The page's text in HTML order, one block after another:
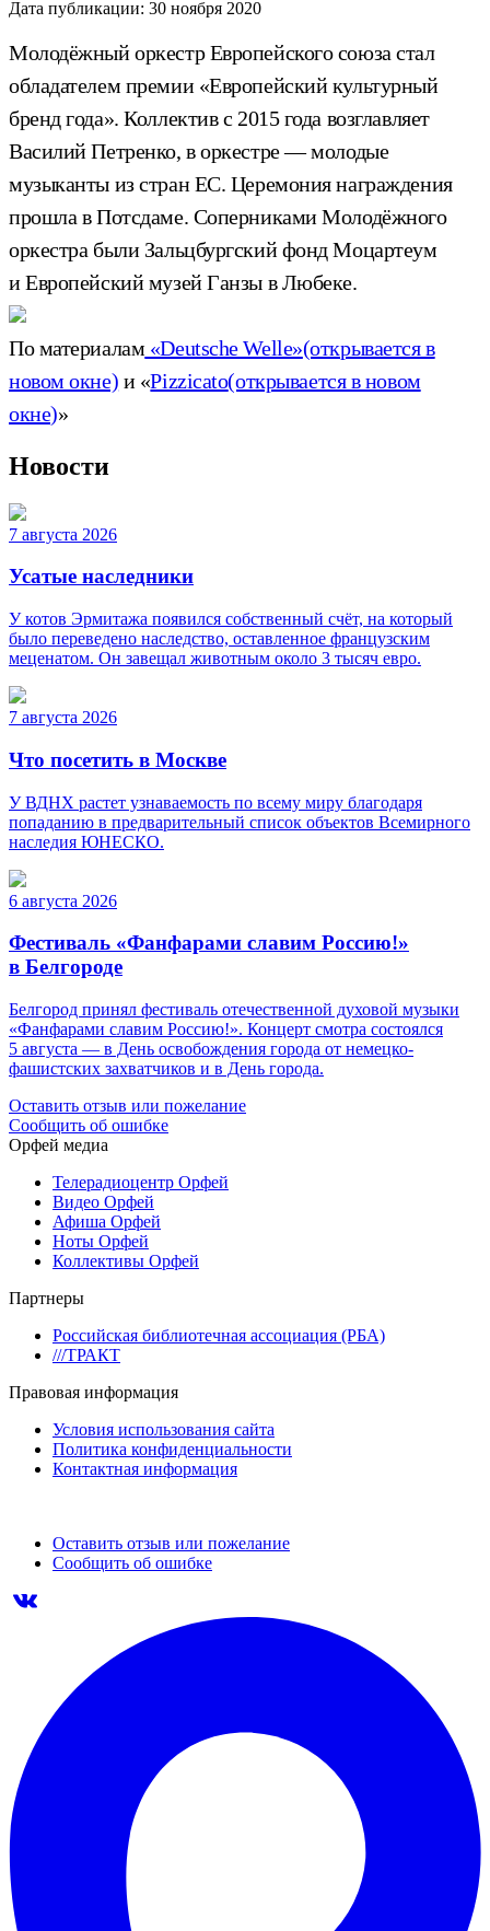
Дата публикации: 30 ноября 2020
Молодёжный оркестр Европейского союза стал
обладателем премии «Европейский культурный
бренд года». Коллектив с 2015 года возглавляет
Василий Петренко, в оркестре — молодые
музыканты из стран ЕС. Церемония награждения
прошла в Потсдаме. Соперниками Молодёжного
оркестра были Зальцбургский фонд Моцартеум
и Европейский музей Ганзы в Любеке.
По материалам «Deutsche Welle»(открывается в
новом окне) и «Pizzicato(открывается в новом
окне)»
Новости
7 августа 2026
Усатые наследники
У котов Эрмитажа появился собственный счёт, на который
было переведено наследство, оставленное французским
меценатом. Он завещал животным около 3 тысяч евро.
7 августа 2026
Что посетить в Москве
У ВДНХ растет узнаваемость по всему миру благодаря
попаданию в предварительный список объектов Всемирного
наследия ЮНЕСКО.
6 августа 2026
Фестиваль «Фанфарами славим Россию!»
в Белгороде
Белгород принял фестиваль отечественной духовой музыки
«Фанфарами славим Россию!». Концерт смотра состоялся
5 августа — в День освобождения города от немецко-
фашистских захватчиков и в День города.
Оставить отзыв или пожелание
Сообщить об ошибке
Орфей медиа
Телерадиоцентр Орфей
Видео Орфей
Афиша Орфей
Ноты Орфей
Коллективы Орфей
Партнеры
Российская библиотечная ассоциация (РБА)
///ТРАКТ
Правовая информация
Условия использования сайта
Политика конфиденциальности
Контактная информация
Оставить отзыв или пожелание
Сообщить об ошибке